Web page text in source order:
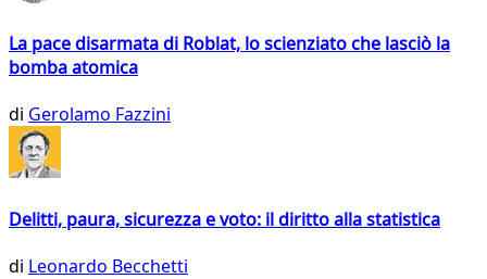
La pace disarmata di Roblat, lo scienziato che lasciò la
bomba atomica
di Gerolamo Fazzini
Delitti, paura, sicurezza e voto: il diritto alla statistica
di Leonardo Becchetti